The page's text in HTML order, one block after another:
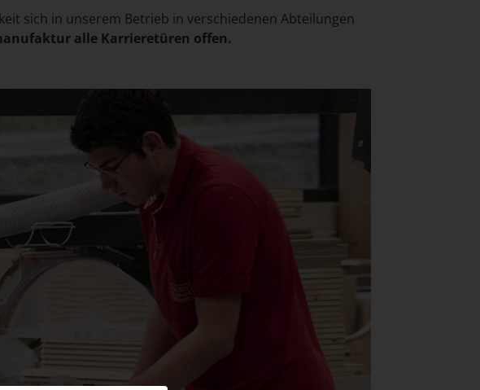
sich in unserem Betrieb in verschiedenen Abteilungen
alle Karrieretüren offen.